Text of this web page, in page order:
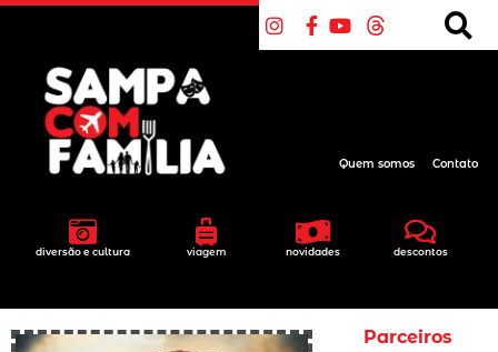
diversão e cultura viagem novidades descontos
Quem somos Contato
Parceiros